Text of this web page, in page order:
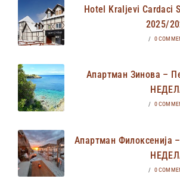
Hotel Kraljevi Cardaci
2025/
/ 0
Апартман Зинова –
/ 0
Апартман Филоксенија
/ 0